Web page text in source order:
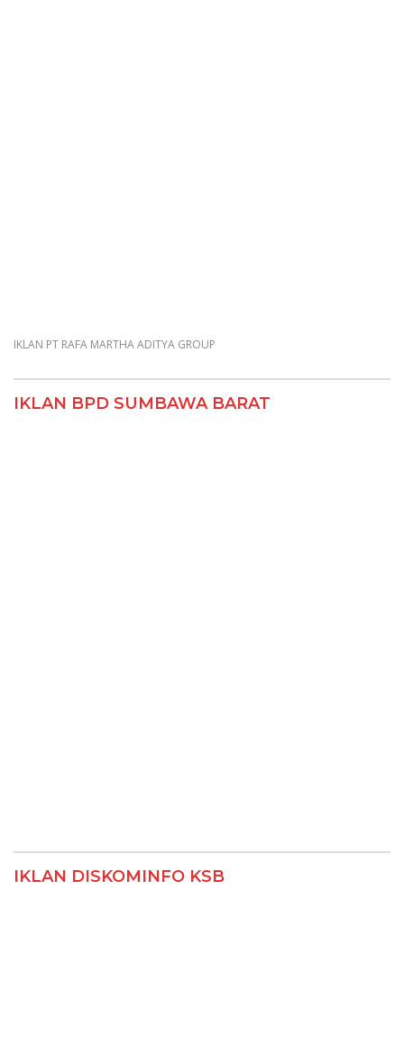
IKLAN PT RAFA MARTHA ADITYA GROUP
IKLAN BPD SUMBAWA BARAT
IKLAN DISKOMINFO KSB